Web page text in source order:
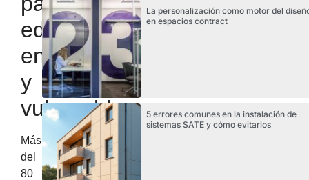
edificatorio
envejecido
y
vulnerable
Más
del
80
La personalización como motor del
en espacios contract
5 errores comunes en la instalación de
sistemas SATE y cómo evitarlos